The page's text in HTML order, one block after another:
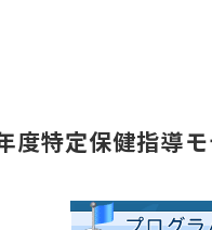
度特定保健指導